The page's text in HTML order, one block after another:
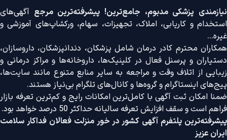
نیازمندی پزشکی مدبوم، جامع‌ترین! پیشرفته‌ترین مرجع آگهی‌های
استخدام و کاریابی، املاک، تجهیزات، سهام، ورکشاپ‌های آموزشی و
غیره...
همکاران محترم کادر درمان شامل پزشکان، دندانپزشکان، داروسازان،
دستیاران و پرسنل فعال در کلینیک‌ها، داروخانه‌ها و مراکز درمانی و
زیبایی از اتلاف وقت و مراجعه به سایر منابع متنوع مانند سایت‌ها،
پیج‌های اینستاگرام و گروه‌ها و کانال‌های تلگرام بی‌نیاز هستند.
ضمنا امکان ثبت آگهی با کامل‌ترین امکانات رایج و کم‌ترین تعرفه بازار
فراهم است و سقف افزایش تعرفه سالیانه حداکثر 50 درصد خواهد بود.
پیشرفته‌ترین پلتفرم آگهی کشور در خور منزلت فعالان فداکار سلامت
ایران عزیز